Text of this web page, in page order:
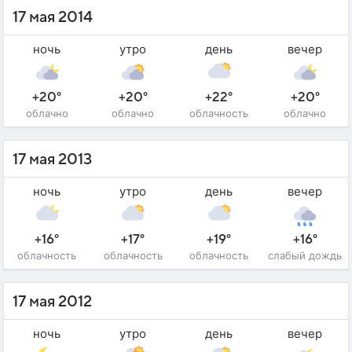
17 мая 2014
ночь
+20°
облачно
утро
+20°
облачно
день
+22°
облачность
вечер
+20°
облачно
17 мая 2013
ночь
+16°
облачность
утро
+17°
облачность
день
+19°
облачность
вечер
+16°
слабый дождь
17 мая 2012
ночь утро день вечер